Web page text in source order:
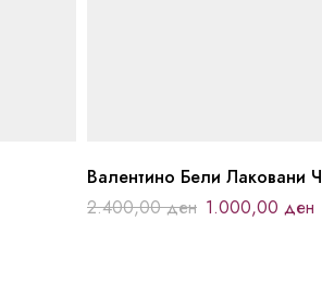
Валентино Бели Лаковани
2.400,00ден 1.000,00 ден